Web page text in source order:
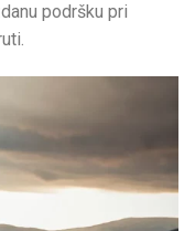
podršku pri